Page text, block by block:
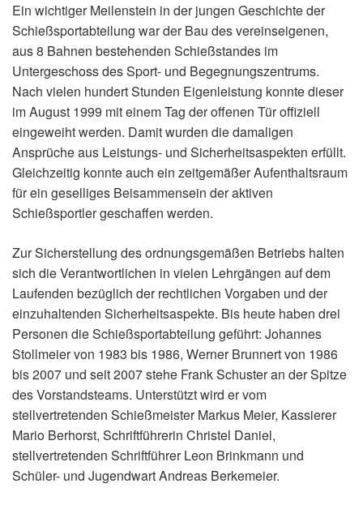
Ein wichtiger Meilenstein in der jungen Geschichte der
Schießsportabteilung war der Bau des vereinseigenen,
aus 8 Bahnen bestehenden Schießstandes im
Untergeschoss des Sport- und Begegnungszentrums.
Nach vielen hundert Stunden Eigenleistung konnte dieser
im August 1999 mit einem Tag der offenen Tür offiziell
eingeweiht werden. Damit wurden die damaligen
Ansprüche aus Leistungs- und Sicherheitsaspekten erfüllt.
Gleichzeitig konnte auch ein zeitgemäßer Aufenthaltsraum
für ein geselliges Beisammensein der aktiven
Schießsportler geschaffen werden.
Zur Sicherstellung des ordnungsgemäßen Betriebs halten
sich die Verantwortlichen in vielen Lehrgängen auf dem
Laufenden bezüglich der rechtlichen Vorgaben und der
einzuhaltenden Sicherheitsaspekte. Bis heute haben drei
Personen die Schießsportabteilung geführt: Johannes
Stollmeier von 1983 bis 1986, Werner Brunnert von 1986
bis 2007 und seit 2007 stehe Frank Schuster an der Spitze
des Vorstandsteams. Unterstützt wird er vom
stellvertretenden Schießmeister Markus Meier, Kassierer
Mario Berhorst, Schriftführerin Christel Daniel,
stellvertretenden Schriftführer Leon Brinkmann und
Schüler- und Jugendwart Andreas Berkemeier.